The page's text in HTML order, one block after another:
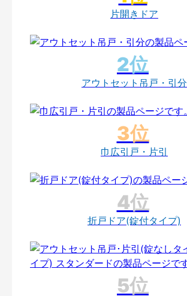
片開きドア
アウトセット吊戸・引分
巾広引戸・片引
折戸ドア(錠付タイプ)